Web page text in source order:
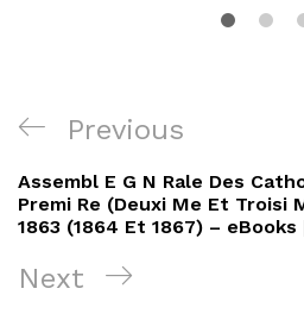
Navigation
de
l’article
Previous
Post
Previous
Assembl E G N Rale Des
Premi Re (Deuxi Me Et Troisi
1863 (1864 Et 1867) – eBooks
Next
Next